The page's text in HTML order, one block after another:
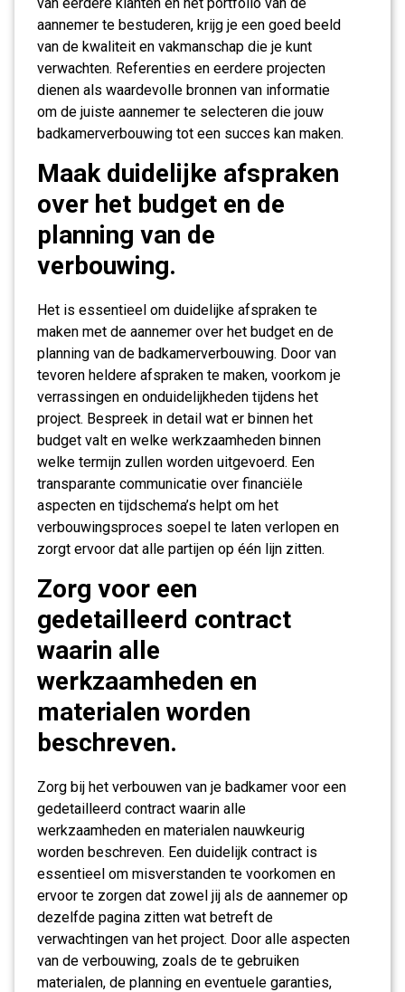
aannemer te bestuderen, krijg je een goed beeld
van de kwaliteit en vakmanschap die je kunt
verwachten. Referenties en eerdere projecten
dienen als waardevolle bronnen van informatie
om de juiste aannemer te selecteren die jouw
badkamerverbouwing tot een succes kan maken.
Maak duidelijke afspraken
over het budget en de
planning van de
verbouwing.
Het is essentieel om duidelijke afspraken te
maken met de aannemer over het budget en de
planning van de badkamerverbouwing. Door van
tevoren heldere afspraken te maken, voorkom je
verrassingen en onduidelijkheden tijdens het
project. Bespreek in detail wat er binnen het
budget valt en welke werkzaamheden binnen
welke termijn zullen worden uitgevoerd. Een
transparante communicatie over financiële
aspecten en tijdschema’s helpt om het
verbouwingsproces soepel te laten verlopen en
zorgt ervoor dat alle partijen op één lijn zitten.
Zorg voor een
gedetailleerd contract
waarin alle
werkzaamheden en
materialen worden
beschreven.
Zorg bij het verbouwen van je badkamer voor een
gedetailleerd contract waarin alle
werkzaamheden en materialen nauwkeurig
worden beschreven. Een duidelijk contract is
essentieel om misverstanden te voorkomen en
ervoor te zorgen dat zowel jij als de aannemer op
dezelfde pagina zitten wat betreft de
verwachtingen van het project. Door alle aspecten
van de verbouwing, zoals de te gebruiken
materialen, de planning en eventuele garanties,